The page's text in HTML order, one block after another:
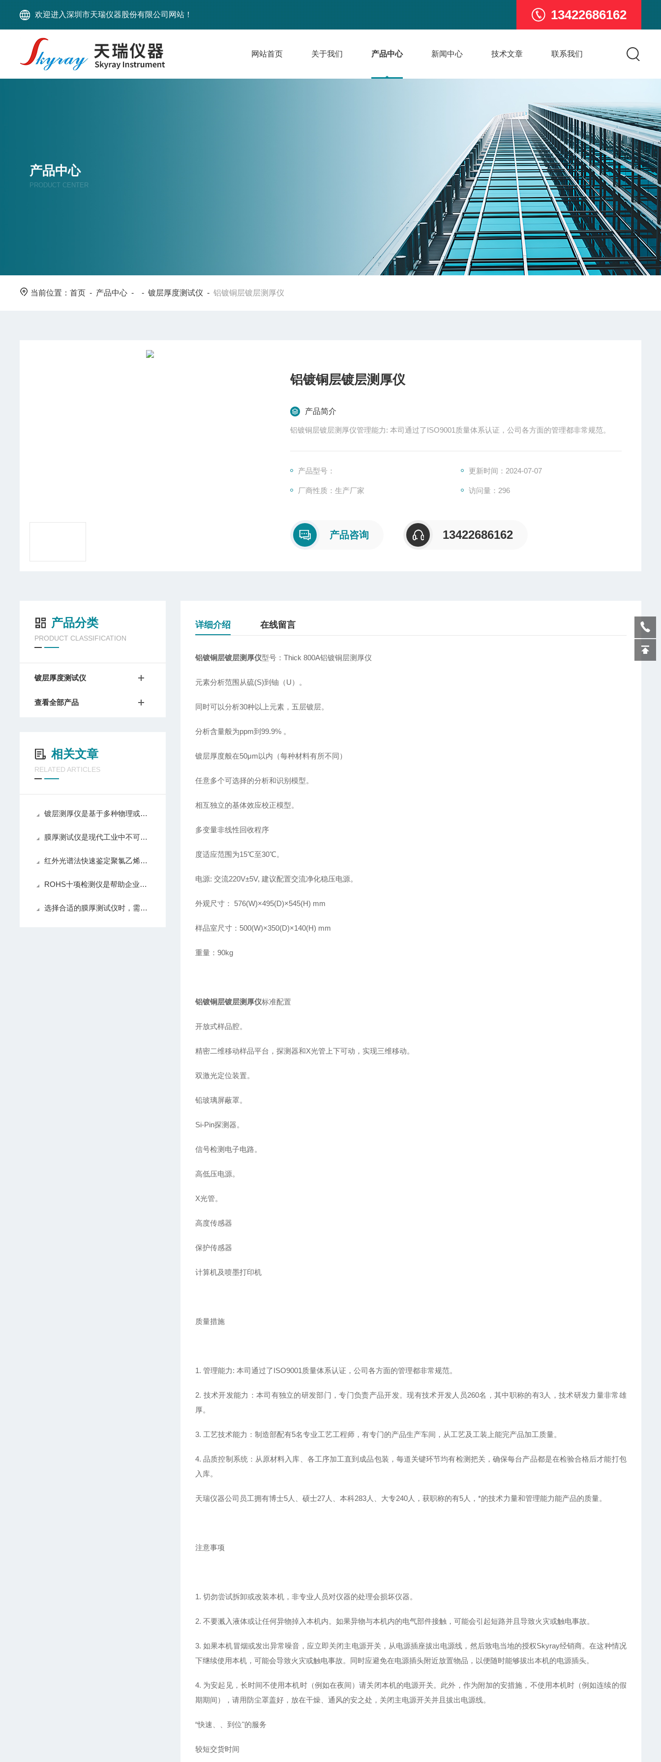
欢迎进入深圳市天瑞仪器股份有限公司网站！ 13422686162
网站首页 关于我们 产品中心 新闻中心 技术文章 联系我们
产品中心
PRODUCT CENTER
当前位置：首页 - 产品中心 - -镀层厚度测试仪 -铝镀铜层镀层测厚仪
铝镀铜层镀层测厚仪
产品简介
铝镀铜层镀层测厚仪管理能力: 本司通过了ISO9001质量体系认证，公司各方面的管理都非常规范。
产品型号： 更新时间：2024-07-07
厂商性质：生产厂家 访问量：296
产品咨询 13422686162
产品分类
PRODUCT CLASSIFICATION
镀层厚度测试仪
查看全部产品
相关文章
RELATED ARTICLES
镀层测厚仪是基于多种物理或化学原理设计的
膜厚测试仪是现代工业中不可少的测量工具之一
红外光谱法快速鉴定聚氯乙烯塑料中增塑剂邻苯二甲酸酯
ROHS十项检测仪是帮助企业确保产品环保合规的核心仪器
选择合适的膜厚测试仪时，需要考虑多个因素
详细介绍 在线留言
铝镀铜层镀层测厚仪型号：Thick 800A铝镀铜层测厚仪
元素分析范围从硫(S)到铀（U）。
同时可以分析30种以上元素，五层镀层。
分析含量般为ppm到99.9% 。
镀层厚度般在50μm以内（每种材料有所不同）
任意多个可选择的分析和识别模型。
相互独立的基体效应校正模型。
多变量非线性回收程序
度适应范围为15℃至30℃。
电源: 交流220V±5V, 建议配置交流净化稳压电源。
外观尺寸： 576(W)×495(D)×545(H) mm
样品室尺寸：500(W)×350(D)×140(H) mm
重量：90kg
铝镀铜层镀层测厚仪标准配置
开放式样品腔。
精密二维移动样品平台，探测器和X光管上下可动，实现三维移动。
双激光定位装置。
铅玻璃屏蔽罩。
Si-Pin探测器。
信号检测电子电路。
高低压电源。
X光管。
高度传感器
保护传感器
计算机及喷墨打印机
质量措施
1. 管理能力: 本司通过了ISO9001质量体系认证，公司各方面的管理都非常规范。
2. 技术开发能力：本司有独立的研发部门，专门负责产品开发。现有技术开发人员260名，其中职称的有3人，技术研发力量非常雄
厚。
3. 工艺技术能力：制造部配有5名专业工艺工程师，有专门的产品生产车间，从工艺及工装上能完产品加工质量。
4. 品质控制系统：从原材料入库、各工序加工直到成品包装，每道关键环节均有检测把关，确保每台产品都是在检验合格后才能打包
入库。
天瑞仪器公司员工拥有博士5人、硕士27人、本科283人、大专240人，获职称的有5人，*的技术力量和管理能力能产品的质量。
注意事项
1. 切勿尝试拆卸或改装本机，非专业人员对仪器的处理会损坏仪器。
2. 不要溅入液体或让任何异物掉入本机内。如果异物与本机内的电气部件接触，可能会引起短路并且导致火灾或触电事故。
3. 如果本机冒烟或发出异常噪音，应立即关闭主电源开关，从电源插座拔出电源线，然后致电当地的授权Skyray经销商。在这种情况
下继续使用本机，可能会导致火灾或触电事故。同时应避免在电源插头附近放置物品，以便随时能够拔出本机的电源插头。
4. 为安起见，长时间不使用本机时（例如在夜间）请关闭本机的电源开关。此外，作为附加的安措施，不使用本机时（例如连续的假
期期间），请用防尘罩盖好，放在干燥、通风的安之处，关闭主电源开关并且拔出电源线。
“快速、、到位"的服务
较短交货时间